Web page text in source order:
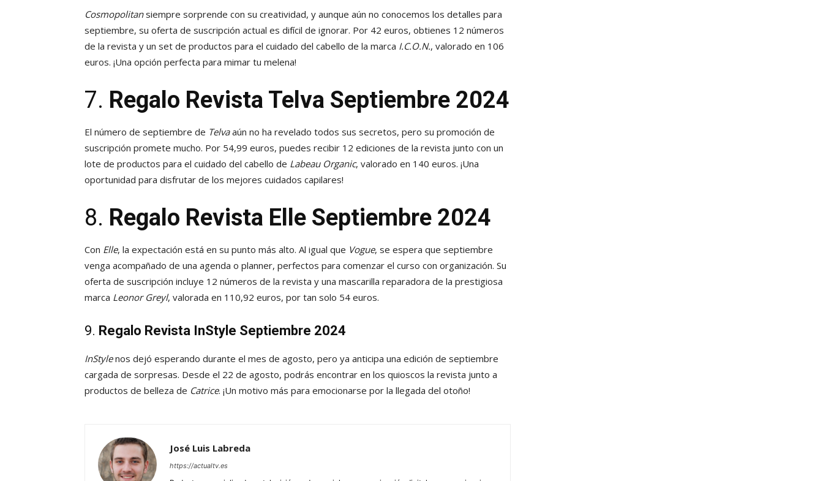
Cosmopolitansiempre sorprende con su creatividad, y aunque aún no conocemos los detalles para
septiembre, su oferta de suscripción actual es difícil de ignorar. Por 42 euros, obtienes 12 números
de la revista y un set de productos para el cuidado del cabello de la marca I.C.O.N., valorado en 106
euros. ¡Una opción perfecta para mimar tu melena!
7. Regalo Revista Telva Septiembre 2024
El número de septiembre de Telvaaún no ha revelado todos sus secretos, pero su promoción de
suscripción promete mucho. Por 54,99 euros, puedes recibir 12 ediciones de la revista junto con un
lote de productos para el cuidado del cabello de Labeau Organic, valorado en 140 euros. ¡Una
oportunidad para disfrutar de los mejores cuidados capilares!
8. Regalo Revista Elle Septiembre 2024
Con Elle, la expectación está en su punto más alto. Al igual que Vogue, se espera que septiembre
venga acompañado de una agenda o planner, perfectos para comenzar el curso con organización. Su
oferta de suscripción incluye 12 números de la revista y una mascarilla reparadora de la prestigiosa
marca Leonor Greyl, valorada en 110,92 euros, por tan solo 54 euros.
9. Regalo Revista InStyle Septiembre 2024
InStylenos dejó esperando durante el mes de agosto, pero ya anticipa una edición de septiembre
cargada de sorpresas. Desde el 22 de agosto, podrás encontrar en los quioscos la revista junto a
productos de belleza de Catrice. ¡Un motivo más para emocionarse por la llegada del otoño!
José Luis Labreda
https://actualtv.es